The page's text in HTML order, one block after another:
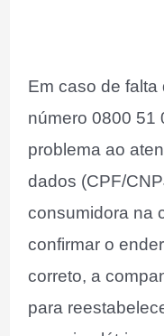
Em caso de falta
número 0800 51
problema ao
dados (CPF/
consumidora na
confirmar o
correto, a
para